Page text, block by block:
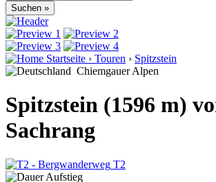
Startseite › Touren › Spitzstein
Chiemgauer Alpen
Spitzstein (1596 m)
Sachrang
T2